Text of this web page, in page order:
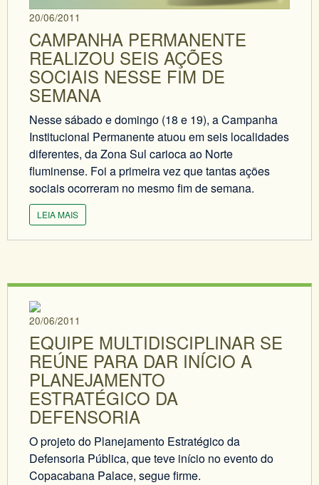
20/06/2011
CAMPANHA PERMANENTE
REALIZOU SEIS AÇÕES
SOCIAIS NESSE FIM DE
SEMANA
Nesse sábado e domingo (18 e 19), a Campanha
Institucional Permanente atuou em seis localidades
diferentes, da Zona Sul carioca ao Norte
fluminense. Foi a primeira vez que tantas ações
sociais ocorreram no mesmo fim de semana.
LEIA MAIS
20/06/2011
EQUIPE MULTIDISCIPLINAR SE
REÚNE PARA DAR INÍCIO A
PLANEJAMENTO
ESTRATÉGICO DA
DEFENSORIA
O projeto do Planejamento Estratégico da
Defensoria Pública, que teve início no evento do
Copacabana Palace, segue firme.